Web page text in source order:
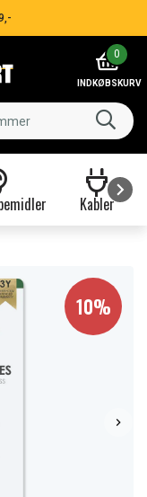
0
INDKØBSKURV
Kabler
10%